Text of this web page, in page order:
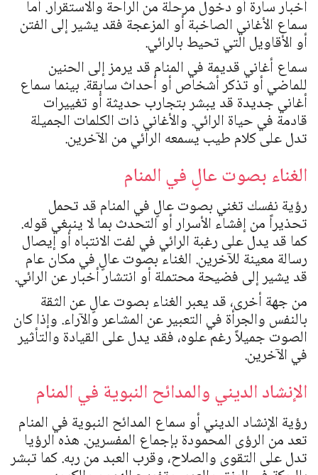
أخبار سارة أو دخول مرحلة من الراحة والاستقرار. أما
سماع الأغاني الصاخبة أو المزعجة فقد يشير إلى الفتن
أو الأقاويل التي تحيط بالرائي.
سماع أغاني قديمة في المنام قد يرمز إلى الحنين
للماضي أو تذكر أشخاص أو أحداث سابقة. بينما سماع
أغاني جديدة قد يبشر بتجارب حديثة أو تغييرات
قادمة في حياة الرائي. والأغاني ذات الكلمات الجميلة
تدل على كلام طيب يسمعه الرائي من الآخرين.
الغناء بصوت عالٍ في المنام
رؤية نفسك تغني بصوت عالٍ في المنام قد تحمل
تحذيراً من إفشاء الأسرار أو التحدث بما لا ينبغي قوله.
كما قد يدل على رغبة الرائي في لفت الانتباه أو إيصال
رسالة معينة للآخرين. الغناء بصوت عالٍ في مكان عام
قد يشير إلى فضيحة محتملة أو انتشار أخبار عن الرائي.
من جهة أخرى، قد يعبر الغناء بصوت عالٍ عن الثقة
بالنفس والجرأة في التعبير عن المشاعر والآراء. وإذا كان
الصوت جميلاً رغم علوه، فقد يدل على القيادة والتأثير
في الآخرين.
الإنشاد الديني والمدائح النبوية في المنام
رؤية الإنشاد الديني أو سماع المدائح النبوية في المنام
تعد من الرؤى المحمودة بإجماع المفسرين. هذه الرؤيا
تدل على التقوى والصلاح، وقرب العبد من ربه. كما تبشر